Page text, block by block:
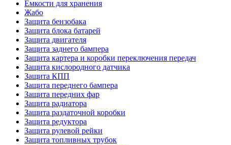
Емкости для хранения
Жабо
Защита бензобака
Защита блока батарей
Защита двигателя
Защита заднего бампера
Защита картера и коробки переключения передач
Защита кислородного датчика
Защита КПП
Защита переднего бампера
Защита передних фар
Защита радиатора
Защита раздаточной коробки
Защита редуктора
Защита рулевой рейки
Защита топливных трубок